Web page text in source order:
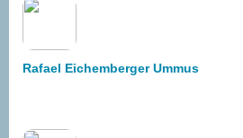
Rafael Eichemberger Ummus